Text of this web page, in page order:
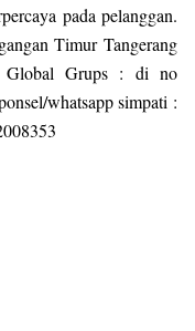
pada pelanggan.
Timur Tangerang
Global Grups : di no
whatsapp simpati :